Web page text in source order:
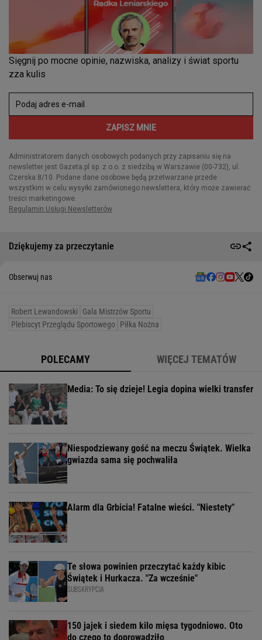
Dziękujemy za przeczytanie
Obserwuj nas
Robert Lewandowski
Gala Mistrzów Sportu
Plebiscyt Przeglądu Sportowego Piłka Nożna
POLECAMY WIĘCEJ TEMATÓW
Media: To się dzieje! Legia dopina wielki transfer
Niespodziewany gość na meczu Świątek. Wielka
gwiazda sama się pochwaliła
Alarm dla Grbicia! Fatalne wieści. "Niestety"
Te słowa powinien przeczytać każdy kibic
Świątek i Hurkacza. "Za wcześnie"
SUBSKRYPCJA
150 jajek i siedem kilo mięsa tygodniowo. Oto
do czego to doprowadziło